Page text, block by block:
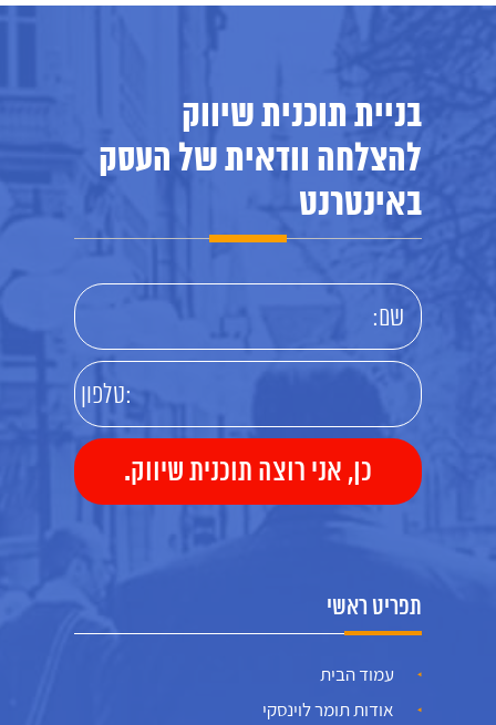
בניית תוכנית שיווק
להצלחה וודאית של העסק
באינטרנט
תפריט ראשי
עמוד הבית
אודות תומר לוינסקי